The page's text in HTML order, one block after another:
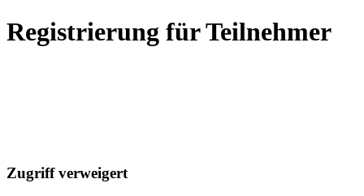
Registrierung für Teilnehmer
Zugriff verweigert